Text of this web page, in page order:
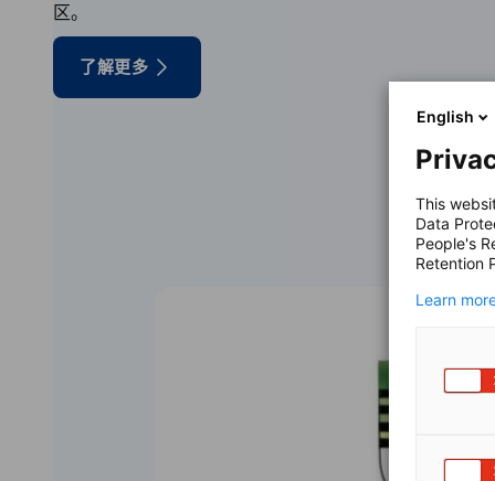
区。
了解更多
English
This
Data
People's
Retention
Learn